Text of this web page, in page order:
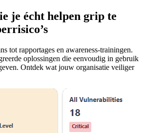
je écht helpen grip te
tot rapportages en awareness-trainingen.
oplossingen die eenvoudig in gebruik
Ontdek wat jouw organisatie veiliger